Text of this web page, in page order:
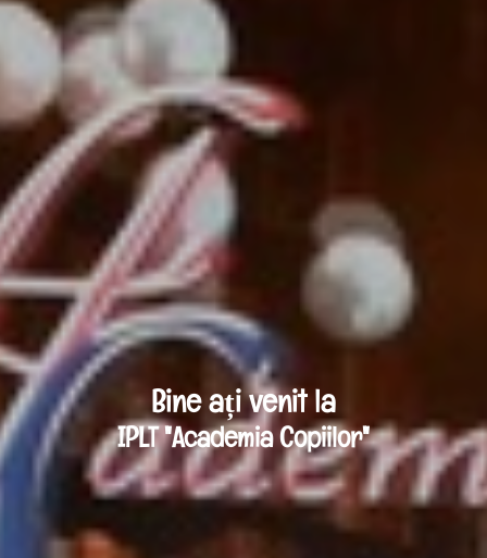
Bine ați venit la
IPLT "Academia Copiilor"